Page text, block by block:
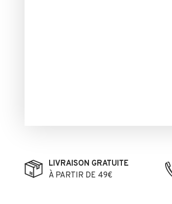
LIVRAISON GRATUITE
À PARTIR DE 49€